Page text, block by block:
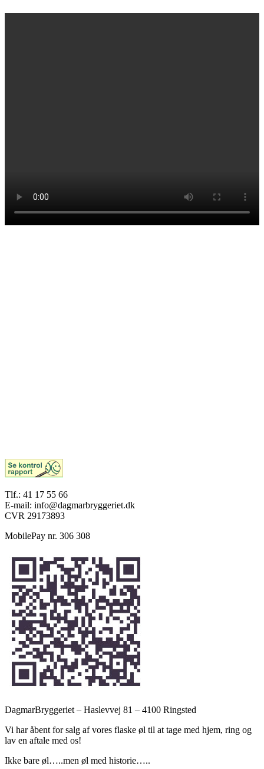
Tlf.: 41 17 55 66
E-mail: info@dagmarbryggeriet.dk
CVR 29173893
MobilePay nr. 306 308
DagmarBryggeriet – Haslevvej 81 – 4100 Ringsted
Vi har åbent for salg af vores flaske øl til at tage med hjem, ring og
lav en aftale med os!
Ikke bare øl…..men øl med historie…..